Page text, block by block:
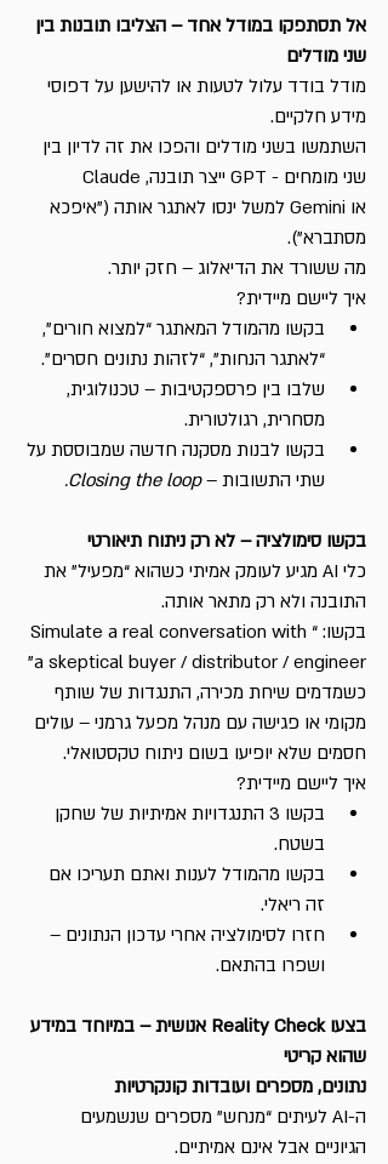
אל תסתפקו במודל אחד – הצליבו תובנות בין
שני מודלים
מודל בודד עלול לטעות או להישען על דפוסי
מידע חלקיים.
השתמשו בשני מודלים והפכו את זה לדיון בין
או Gemini למשל ינסו לאתגר אותה ("איפכא
מסתברא").
מה ששורד את הדיאלוג – חזק יותר.
איך ליישם מיידית?
בקשו מהמודל המאתגר “למצוא חורים”,
“לאתגר הנחות”, “לזהות נתונים חסרים”.
שלבו בין פרספקטיבות – טכנולוגית,
מסחרית, רגולטורית.
בקשו לבנות מסקנה חדשה שמבוססת על
שתי התשובות – Closing the loop.
בקשו סימולציה – לא רק ניתוח תיאורטי
כלי AI מגיע לעומק אמיתי כשהוא “מפעיל” את
התובנה ולא רק מתאר אותה.
בקשו: “Simulate a real conversation with
a skeptical buyer / distributor / engineer”
כשמדמים שיחת מכירה, התנגדות של שותף
מקומי או פגישה עם מנהל מפעל גרמני – עולים
חסמים שלא יופיעו בשום ניתוח טקסטואלי.
איך ליישם מיידית?
בקשו 3 התנגדויות אמיתיות של שחקן
בשטח.
בקשו מהמודל לענות ואתם תעריכו אם
זה ריאלי.
חזרו לסימולציה אחרי עדכון הנתונים –
ושפרו בהתאם.
בצעו Reality Check אנושית – במיוחד במידע
שהוא קריטי
נתונים, מספרים ועובדות קונקרטיות
ה-AI לעיתים “מנחש” מספרים שנשמעים
הגיוניים אבל אינם אמיתיים.